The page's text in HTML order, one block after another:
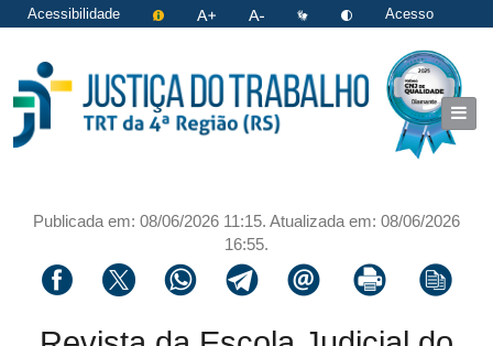
Acessibilidade
Acesso
Publicada em: 08/06/2026 11:15. Atualizada em: 08/06/2026
16:55.
Compartilhar via facebook
Compartilhar via twitter
Compartilhar via whatsapp
Compartilhar via telegram
Compartilhar via email
Imprimir a página
Copiar